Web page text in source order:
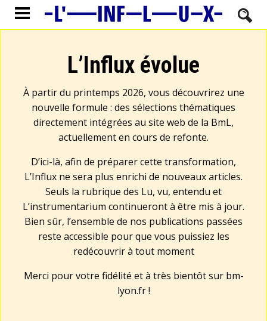
L’Influx évolue
À partir du printemps 2026, vous découvrirez une
nouvelle formule : des sélections thématiques
directement intégrées au site web de la BmL,
actuellement en cours de refonte.
D’ici-là, afin de préparer cette transformation,
L’Influx ne sera plus enrichi de nouveaux articles.
Seuls la rubrique des Lu, vu, entendu et
L’instrumentarium continueront à être mis à jour.
Bien sûr, l’ensemble de nos publications passées
reste accessible pour que vous puissiez les
redécouvrir à tout moment
Merci pour votre fidélité et à très bientôt sur bm-
lyon.fr!